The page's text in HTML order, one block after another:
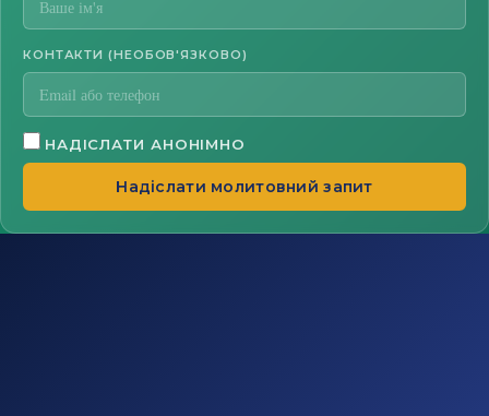
КОНТАКТИ (НЕОБОВ'ЯЗКОВО)
НАДІСЛАТИ АНОНІМНО
Надіслати молитовний запит